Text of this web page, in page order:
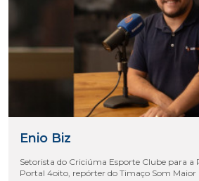
Enio Biz
Setorista do Criciúma Esporte Clube para a
Portal 4oito, repórter do Timaço Som Maior